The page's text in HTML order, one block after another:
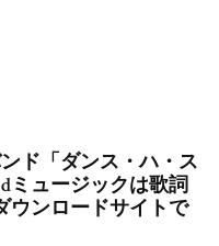
ド「ダンス・ハ・ス
ミュージックは歌詞
ウンロードサイトで